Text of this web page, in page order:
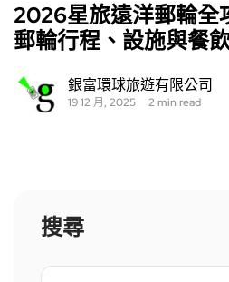
2026星旅遠洋郵輪全
郵輪行程、設施與餐
銀富環球旅遊有限公司
19 12 月, 2025 2 min read
搜尋